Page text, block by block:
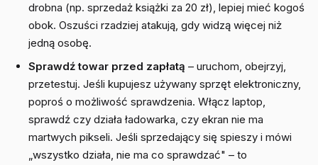
drobna (np. sprzedaż książki za 20 zł), lepiej mieć kogoś
obok. Oszuści rzadziej atakują, gdy widzą więcej niż
jedną osobę.
Sprawdź towar przed zapłatą – uruchom, obejrzyj,
przetestuj. Jeśli kupujesz używany sprzęt elektroniczny,
poproś o możliwość sprawdzenia. Włącz laptop,
sprawdź czy działa ładowarka, czy ekran nie ma
martwych pikseli. Jeśli sprzedający się spieszy i mówi
„wszystko działa, nie ma co sprawdzać" – to